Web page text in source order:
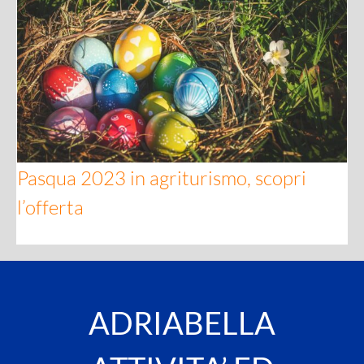
Pasqua 2023 in agriturismo, scopri
l’offerta
ADRIABELLA